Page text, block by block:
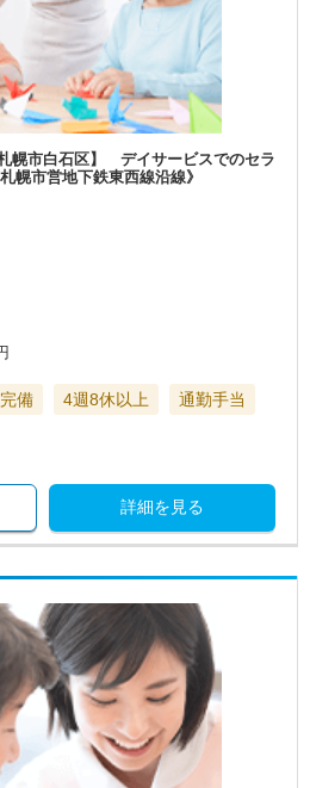
幌市白石区】 デイサービスでのセラ
幌市営地下鉄東西線沿線》
備 4週8休以上
通勤手当
詳細を見る